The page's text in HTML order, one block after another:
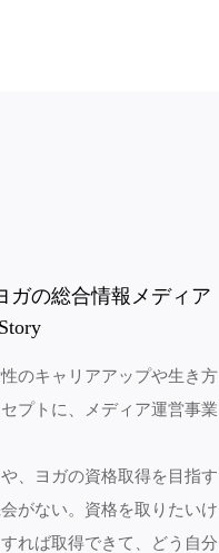
ガの総合情報メディア
のキャリアアップや生き方
プトに、メディア運営事業
、ヨガの資格取得を目指す
がない。資格を取りたいけ
れば取得できて、どう自分